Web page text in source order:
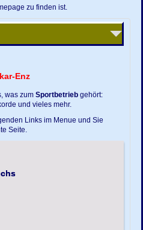
zu finden ist.
Enz
was zumSportbetrieb gehört:
und vieles mehr.
Links im Menue und Sie
Seite.